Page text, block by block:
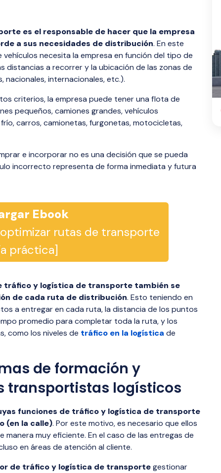
es el responsable de hacer que la empresa
a sus necesidades de distribución. En este
necesita la empresa en función del tipo de
distancias a recorrer y la ubicación de las zonas de
nacionales, internacionales, etc.).
criterios, la empresa puede tener una flota de
pequeños, camiones grandes, vehículos
carros, camionetas, furgonetas, motocicletas,
e incorporar no es una decisión que se pueda
incorrecto representa de forma inmediata y futura
Ebook
rutas de transporte
práctica]
tráfico y logística de transporte también se
de cada ruta de distribución. Esto teniendo en
a entregar en cada ruta, la distancia de los puntos
promedio para completar toda la ruta, y los
como los niveles de tráfico en la logística de
de formación y
transportistas logísticos
funciones de tráfico y logística de transporte
(en la calle). Por este motivo, es necesario que ellos
muy eficiente. En el caso de las entregas de
en áreas de atención al cliente.
de tráfico y logística de transportegestionar